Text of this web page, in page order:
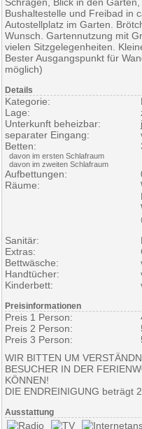
Bushaltestelle und Freibad in
Autostellplatz im Garten.
Wunsch. Gartennutzung mit
vielen Sitzgelegenheiten.
Bester Ausgangspunkt für
möglich)
Details
Kategorie:
Lage:
Unterkunft beheizbar:
separater Eingang:
Betten:
davon im ersten Schlafraum
davon im zweiten Schlafraum
Aufbettungen:
Räume:
Sanitär:
Extras:
Bettwäsche:
Handtücher:
Kinderbett:
Preisinformationen
Preis 1 Person:
Preis 2 Person:
Preis 3 Person:
WIR BITTEN UM
BESUCHER IN DER
KÖNNEN!
DIE ENDREINIGUNG beträgt
Ausstattung